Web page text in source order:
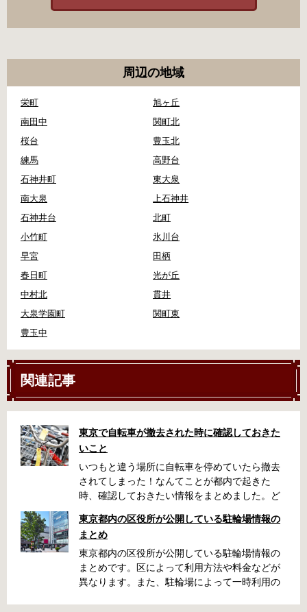
周辺の地域
栄町
旭ヶ丘
南田中
関町北
桜台
豊玉北
練馬
高野台
石神井町
東大泉
南大泉
上石神井
石神井台
北町
小竹町
氷川台
早宮
田柄
春日町
光が丘
中村北
貫井
大泉学園町
関町東
豊玉中
関連記事
東京で自転車が撤去された時に確認しておきた
いこと
いつもと違う場所に自転車を停めていたら撤去
されてしまった！なんてことが都内で起きた
時、確認しておきたい情報をまとめました。ど
くらい？なんて疑問が浮かぶかと思います。事
前に確認していざという時対処しましょう。 千
代田区 / 新宿区 / 品川区 / 港区 / 中央区 / 大田区
/ 北区 / 墨田区 / 渋谷区 / 葛飾区 千代田区で撤去
された場合 猿楽町保管場所 住所 千代田区神田
東京都内の区役所が公開している駐輪場情報の
まとめ
東京都内の区役所が公開している駐輪場情報の
まとめです。区によって利用方法や料金などが
異なります。また、駐輪場によって一時利用の